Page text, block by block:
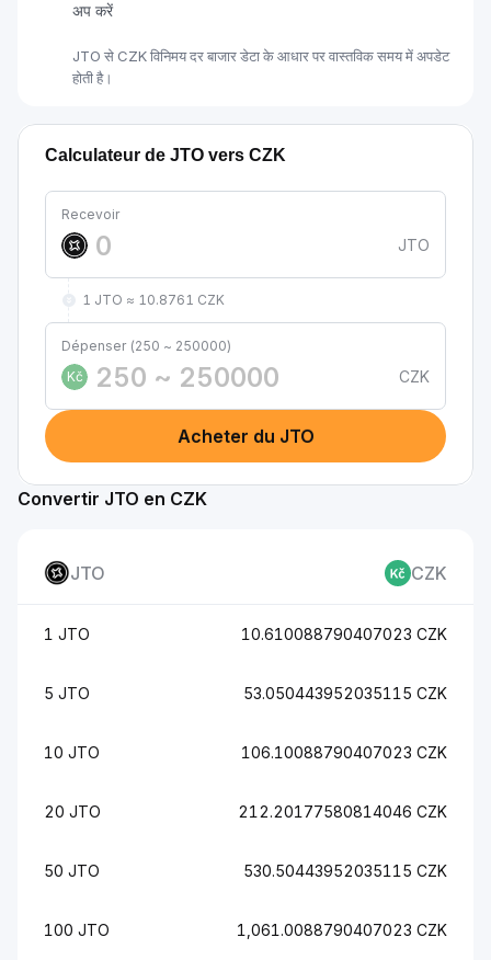
अप करें
JTO से CZK विनिमय दर बाजार डेटा के आधार पर वास्तविक समय में अपडेट
होती है।
Calculateur de JTO vers CZK
Recevoir
JTO
1 JTO ≈ 10.8761 CZK
Dépenser (250 ~ 250000)
Kč
CZK
Acheter du JTO
Convertir JTO en CZK
JTO CZK
1 JTO 10.610088790407023 CZK
5 JTO 53.050443952035115 CZK
10 JTO 106.10088790407023 CZK
20 JTO 212.20177580814046 CZK
50 JTO 530.50443952035115 CZK
100 JTO 1,061.0088790407023 CZK